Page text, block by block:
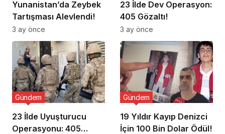
Yunanistan’da Zeybek
Tartışması Alevlendi!
3 ay önce
23 İlde Dev Operasyon:
405 Gözaltı!
3 ay önce
23 İlde Uyuşturucu
Operasyonu: 405
Gündem
19 Yıldır Kayıp Denizci
İçin 100 Bin Dolar Ödül!
Gündem